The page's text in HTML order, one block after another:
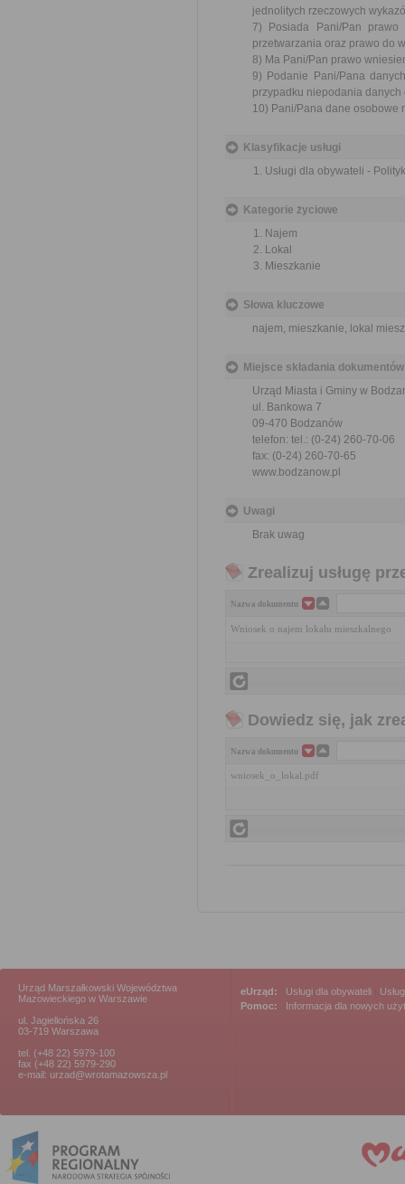
jednolitych rzeczowych
7) Posiada Pani/Pan
przetwarzania oraz prawo do
8) Ma Pani/Pan prawo
9) Podanie Pani/Pana
przypadku niepodania
10) Pani/Pana dane osobowe
Klasyfikacje usługi
Usługi dla obywateli -
Kategorie życiowe
Najem
Lokal
Mieszkanie
Słowa kluczowe
najem, mieszkanie, lokal
Miejsce składania dokumentów
Urząd Miasta i Gminy w
ul. Bankowa 7
09-470 Bodzanów
telefon: tel.: (0-24) 260-70-06
fax: (0-24) 260-70-65
www.bodzanow.pl
Uwagi
Brak uwag
Zrealizuj usługę
Nazwa dokumentu
Wniosek o najem lokalu mieszkalnego
Dowiedz się, jak
Nazwa dokumentu
wniosek_o_lokal.pdf
Urząd Marszałkowski Województwa
Mazowieckiego w Warszawie
ul. Jagiellońska 26
03-719 Warszawa
tel. (+48 22) 5979-100
fax (+48 22) 5979-290
e-mail: urzad@wrotamazowsza.pl
eUrząd: Usługi dla obywateli
Pomoc:
Informacja dla nowych